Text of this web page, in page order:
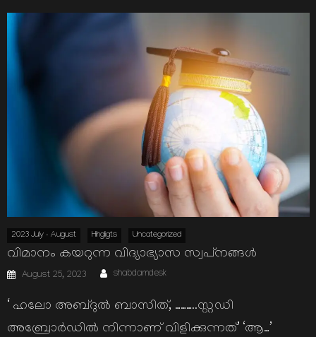
2023 July - August Hihgligts Uncategorized
വിമാനം കയറുന്ന വിദ്യാഭ്യാസ സ്വപ്‌നങ്ങള്‍
Posted
on
August 25, 2023 Author
shabdamdesk
‘ ഹലോ അബ്ദുല്‍ ബാസിത്, ………..സ്റ്റഡി
അബ്രോര്‍ഡില്‍ നിന്നാണ് വിളിക്കുന്നത്’ ‘ആ…’